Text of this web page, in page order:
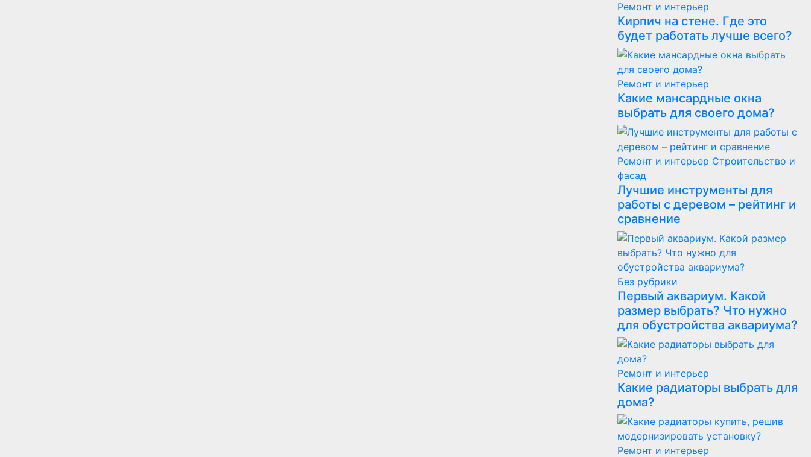
Ремонт и интерьер
Кирпич на стене. Где это
будет работать лучше всего?
Ремонт и интерьер
Какие мансардные окна
выбрать для своего дома?
Ремонт и интерьер Строительство и
фасад
Лучшие инструменты для
работы с деревом – рейтинг и
сравнение
Без рубрики
Первый аквариум. Какой
размер выбрать? Что нужно
для обустройства аквариума?
Ремонт и интерьер
Какие радиаторы выбрать для
дома?
Ремонт и интерьер